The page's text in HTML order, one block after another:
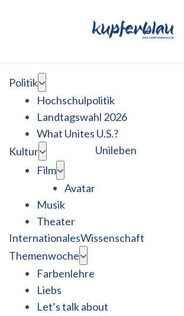
Politik
Hochschulpolitik
Landtagswahl 2026
What Unites U.S.?
Kultur
Film
Avatar
Musik
Theater
Unileben
InternationalesWissenschaft
Themenwoche
Farbenlehre
Liebs
Let’s talk about